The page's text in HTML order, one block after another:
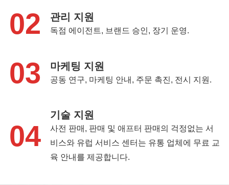
02 관리 지원
독점 에이전트, 브랜드 승인, 장기 운영.
03 마케팅 지원
공동 연구, 마케팅 안내, 주문 촉진, 전시 지원.
04
기술 지원
사전 판매, 판매 및 애프터 판매의 걱정없는 서
비스와 유럽 서비스 센터는 유통 업체에 무료 교
육 안내를 제공합니다.